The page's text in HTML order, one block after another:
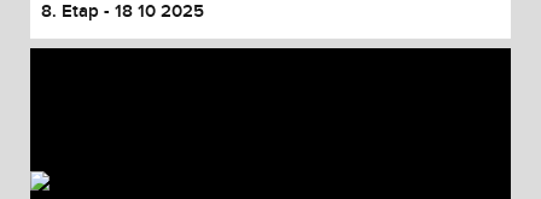
8. Etap - 18 10 2025